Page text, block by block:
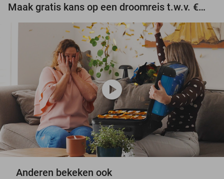
Maak gratis kans op een droomreis t.w.v. €3.000!
play_circle
Anderen bekeken ook